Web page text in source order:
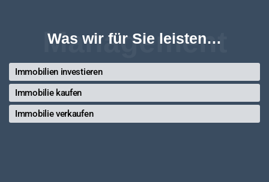
Was wir für Sie leisten…
Management
Immobilien investieren
Immobilie kaufen
Immobilie verkaufen